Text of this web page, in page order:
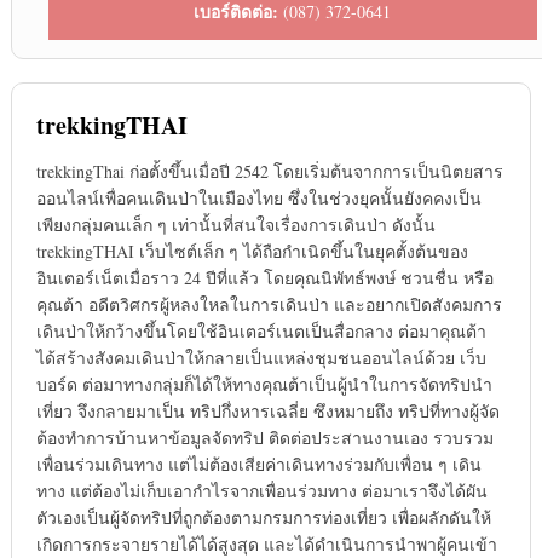
เบอร์ติดต่อ: (087) 372-0641
trekkingTHAI
trekkingThai ก่อตั้งขึ้นเมื่อปี 2542 โดยเริ่มต้นจากการเป็นนิตยสาร
ออนไลน์เพื่อคนเดินป่าในเมืองไทย ซึ่งในช่วงยุคนั้นยังคคงเป็น
เพียงกลุ่มคนเล็ก ๆ เท่านั้นที่สนใจเรื่องการเดินป่า ดังนั้น
trekkingTHAI เว็บไซต์เล็ก ๆ ได้ถือกำเนิดขึ้นในยุคตั้งต้นของ
อินเตอร์เน็ตเมื่อราว 24 ปีที่แล้ว โดยคุณนิพัทธ์พงษ์ ชวนชื่น หรือ
คุณต้า อดีตวิศกรผู้หลงใหลในการเดินป่า และอยากเปิดสังคมการ
เดินป่าให้กว้างขึ้นโดยใช้อินเตอร์เนตเป็นสื่อกลาง ต่อมาคุณต้า
ได้สร้างสังคมเดินป่าให้กลายเป็นแหล่งชุมชนออนไลน์ด้วย เว็บ
บอร์ด ต่อมาทางกลุ่มก็ได้ให้ทางคุณต้าเป็นผู้นำในการจัดทริปนำ
เที่ยว จึงกลายมาเป็น ทริปกึ่งหารเฉลี่ย ซึงหมายถึง ทริปที่ทางผู้จัด
ต้องทำการบ้านหาข้อมูลจัดทริป ติดต่อประสานงานเอง รวบรวม
เพื่อนร่วมเดินทาง แต่ไม่ต้องเสียค่าเดินทางร่วมกับเพื่อน ๆ เดิน
ทาง แต่ต้องไม่เก็บเอากำไรจากเพื่อนร่วมทาง ต่อมาเราจึงได้ผัน
ตัวเองเป็นผู้จัดทริปที่ถูกต้องตามกรมการท่องเที่ยว เพื่อผลักดันให้
เกิดการกระจายรายได้ได้สูงสุด และได้ดำเนินการนำพาผู้คนเข้า